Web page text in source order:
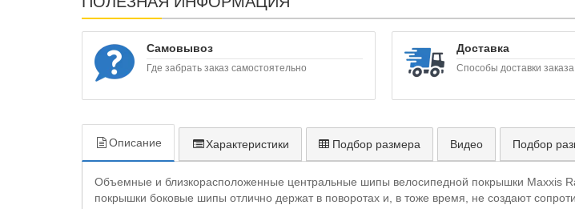
Самовывоз
Где забрать заказ самостоятельно
Доставка
Способы доставки заказа
Описание Характеристики Подбор размера Видео Подбор
Объемные и близкорасположенные центральные шипы велосипедной покрышки Maxxis
покрышки боковые шипы отлично держат в поворотах и, в тоже время, не создают